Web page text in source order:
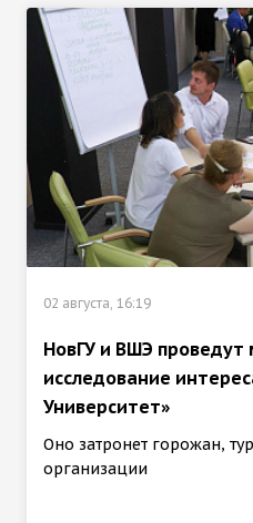
02 августа, 16:19
НовГУ и ВШЭ
исследование
Университет»
Оно затронет горожан,
организации